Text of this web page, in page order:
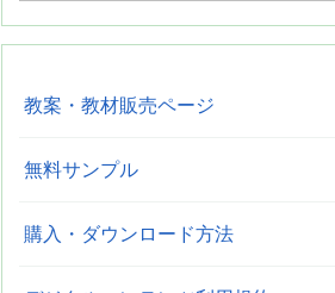
教案・教材販売ページ
無料サンプル
購入・ダウンロード方法